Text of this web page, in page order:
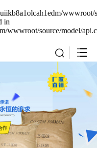
wwwroot/
in
wwwroot/source/model/